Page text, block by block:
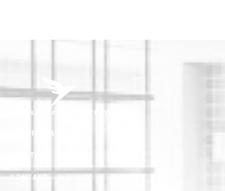
STRONA GŁÓWNA
OFERTA
KONTAKT